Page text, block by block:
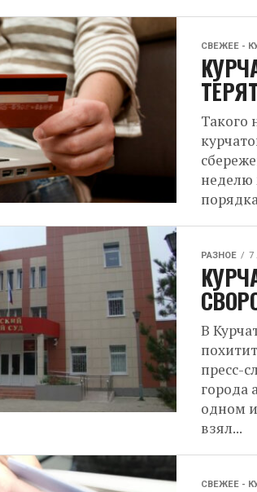
СВЕЖЕЕ -
Такого
неделю
РАЗНОЕ 7
В
пресс-
города
одном
взял...
СВЕЖЕЕ -